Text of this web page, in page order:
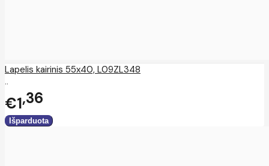
Lapelis kairinis 55x40, L09ZL348
..
€1 36